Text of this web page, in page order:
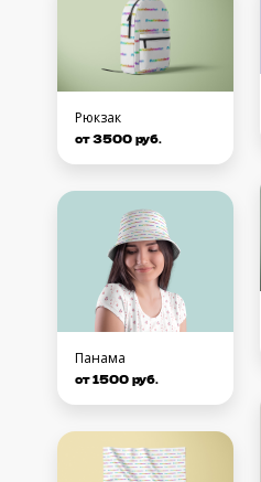
Рюкзак
от 3500 руб.
Панама
от 1500 руб.